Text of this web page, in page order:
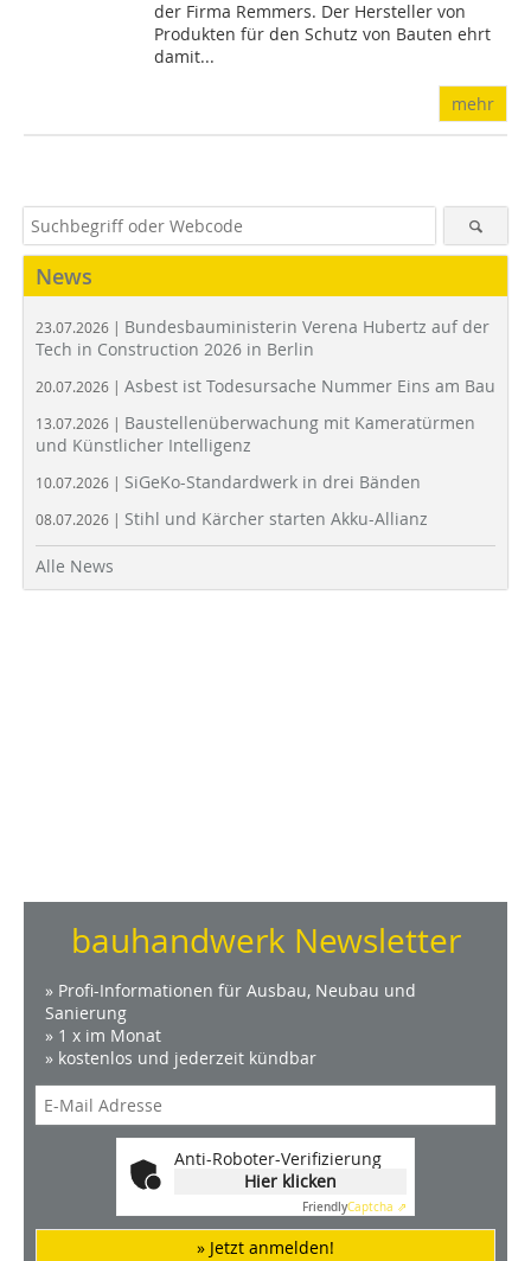
der Firma Remmers. Der Hersteller von
Produkten für den Schutz von Bauten ehrt
damit...
mehr
News
23.07.2026 | Bundesbauministerin Verena Hubertz auf der
Tech in Construction 2026 in Berlin
20.07.2026 | Asbest ist Todesursache Nummer Eins am Bau
13.07.2026 | Baustellenüberwachung mit Kameratürmen
und Künstlicher Intelligenz
10.07.2026 | SiGeKo-Standardwerk in drei Bänden
08.07.2026 | Stihl und Kärcher starten Akku-Allianz
Alle News
bauhandwerk Newsletter
» Profi-Informationen für Ausbau, Neubau und
Sanierung
» 1 x im Monat
» kostenlos und jederzeit kündbar
Anti-Roboter-Verifizierung
Hier klicken
FriendlyCaptcha ⇗
» Jetzt anmelden!